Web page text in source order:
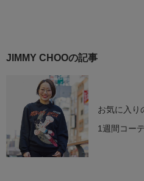
JIMMY CHOOの記事
お気に入り
1週間コー